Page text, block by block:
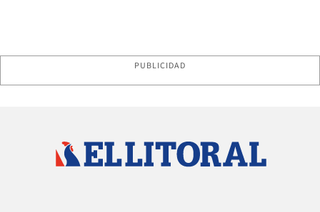
PUBLICIDAD